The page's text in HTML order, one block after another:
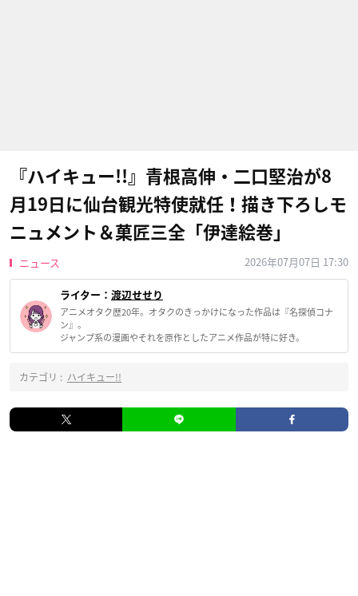
『ハイキュー!!』青根高伸・二口堅治が8
月19日に仙台観光特使就任！描き下ろしモ
ニュメント＆菓匠三全「伊達絵巻」
ニュース 2026年07月07日 17:30
ライター： 渡辺せせり
アニメオタク歴20年。オタクのきっかけになった作品は『名探偵コナ
ン』。
ジャンプ系の漫画やそれを原作としたアニメ作品が特に好き。
カテゴリ : ハイキュー!!